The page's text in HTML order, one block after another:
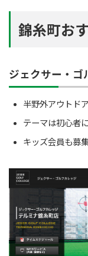
錦糸町お
ジェクサー・ゴ
半野外アウトド
テーマは初心者
キッズ会員も募